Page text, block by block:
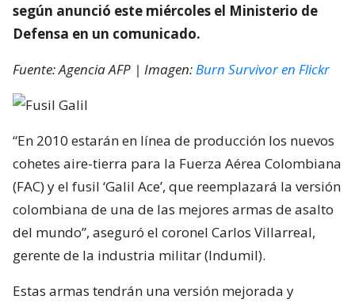
según anunció este miércoles el Ministerio de
Defensa en un comunicado.
Fuente: Agencia AFP | Imagen:Burn Survivor en Flickr
“En 2010 estarán en línea de producción los nuevos
cohetes aire-tierra para la Fuerza Aérea Colombiana
(FAC) y el fusil ‘Galil Ace’, que reemplazará la versión
colombiana de una de las mejores armas de asalto
del mundo”, aseguró el coronel Carlos Villarreal,
gerente de la industria militar (Indumil).
Estas armas tendrán una versión mejorada y